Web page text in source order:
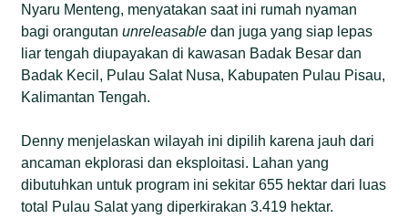
Nyaru Menteng, menyatakan saat ini rumah nyaman
bagi orangutanunreleasabledan juga yang siap lepas
liar tengah diupayakan di kawasan Badak Besar dan
Badak Kecil, Pulau Salat Nusa, Kabupaten Pulau Pisau,
Kalimantan Tengah.
Denny menjelaskan wilayah ini dipilih karena jauh dari
ancaman ekplorasi dan eksploitasi. Lahan yang
dibutuhkan untuk program ini sekitar 655 hektar dari luas
total Pulau Salat yang diperkirakan 3.419 hektar.